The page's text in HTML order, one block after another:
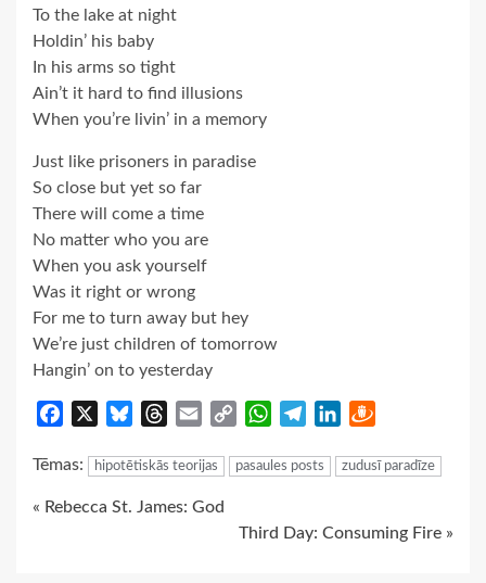
To the lake at night
Holdin’ his baby
In his arms so tight
Ain’t it hard to find illusions
When you’re livin’ in a memory
Just like prisoners in paradise
So close but yet so far
There will come a time
No matter who you are
When you ask yourself
Was it right or wrong
For me to turn away but hey
We’re just children of tomorrow
Hangin’ on to yesterday
Facebook BlueskyThreads
Email
Copy
WhatsApp
TelegramLinkedIn
Tēmas: hipotētiskās teorijas pasaules posts zudusī paradīze
Continue
« Rebecca St. James: God
Third Day: Consuming Fire »